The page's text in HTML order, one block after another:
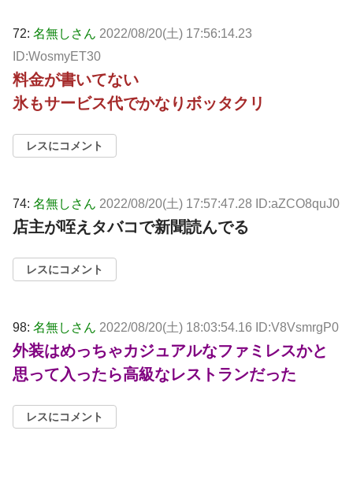
72: 名無しさん 2022/08/20(土) 17:56:14.23
ID:WosmyET30
料金が書いてない
氷もサービス代でかなりボッタクリ
レスにコメント
74: 名無しさん 2022/08/20(土) 17:57:47.28 ID:aZCO8quJ0
店主が咥えタバコで新聞読んでる
レスにコメント
98: 名無しさん 2022/08/20(土) 18:03:54.16 ID:V8VsmrgP0
外装はめっちゃカジュアルなファミレスかと
思って入ったら高級なレストランだった
レスにコメント